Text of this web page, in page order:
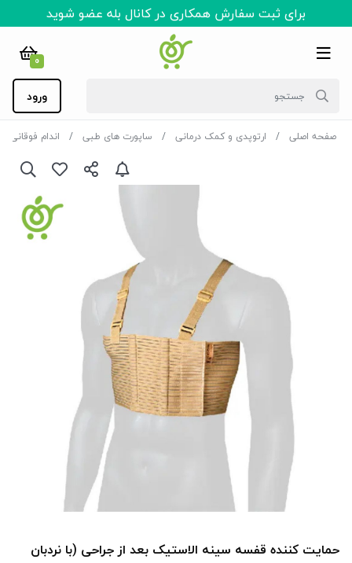
برای ثبت سفارش همکاری در کانال بله عضو شوید
0
ورود
صفحه اصلی ارتوپدی و کمک درمانی ساپورت های طبی اندام فوقانی
حمایت کننده قفسه سینه الاستیک بعد از جراحی (با نردبان